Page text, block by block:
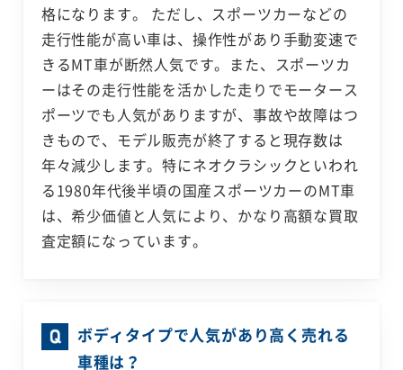
格になります。 ただし、スポーツカーなどの
走行性能が高い車は、操作性があり手動変速で
きるMT車が断然人気です。また、スポーツカ
ーはその走行性能を活かした走りでモータース
ポーツでも人気がありますが、事故や故障はつ
きもので、モデル販売が終了すると現存数は
年々減少します。特にネオクラシックといわれ
る1980年代後半頃の国産スポーツカーのMT車
は、希少価値と人気により、かなり高額な買取
査定額になっています。
ボディタイプで人気があり高く売れる
車種は？